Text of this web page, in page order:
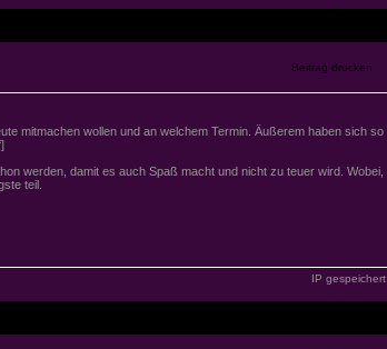
mitmachen wollen und an welchem Termin. Äußerem haben sich so
werden, damit es auch Spaß macht und nicht zu teuer wird. Wobei,
teil.
IP gespeichert